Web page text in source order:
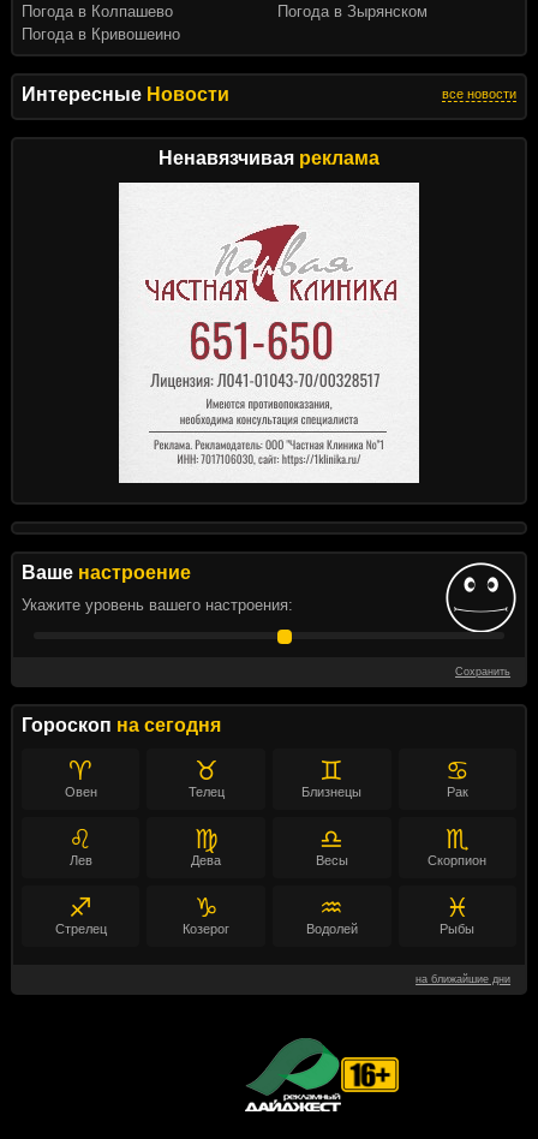
Интересные Новости все новости
Ненавязчивая реклама
Ваше настроение
Укажите уровень вашего настроения:
Сохранить
Гороскоп на сегодня
♈
Овен
♉
Телец
♊
Близнецы
♋
Рак
♌
Лев
♍
Дева
♎
Весы
♏
Скорпион
♐
Стрелец
♑
Козерог
♒
Водолей
♓
Рыбы
на ближайшие дни
Погода в Колпашево
Погода в Кривошеино
Погода в Зырянском